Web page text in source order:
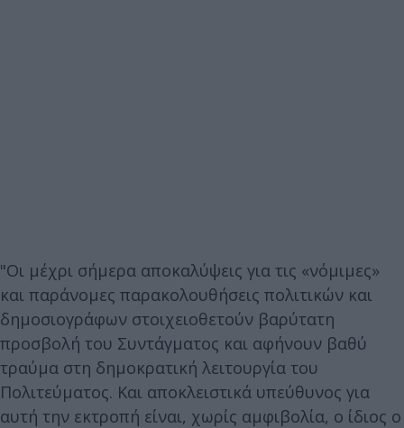
"Οι μέχρι σήμερα αποκαλύψεις για τις «νόμιμες»
και παράνομες παρακολουθήσεις πολιτικών και
δημοσιογράφων στοιχειοθετούν βαρύτατη
προσβολή του Συντάγματος και αφήνουν βαθύ
τραύμα στη δημοκρατική λειτουργία του
Πολιτεύματος. Και αποκλειστικά υπεύθυνος για
αυτή την εκτροπή είναι, χωρίς αμφιβολία, ο ίδιος ο